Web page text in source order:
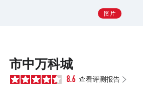
图片
市中万科城
8.6 查看评测报告